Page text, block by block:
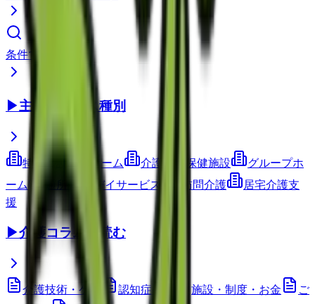
条件で検索
▶主要サービス種別
特別養護老人ホーム 介護老人保健施設
グループホ
ーム
通所介護(デイサービス) 訪問介護
居宅介護支
援
▶介護コラムを読む
介護技術・ケア 認知症ケア 施設・制度・お金
ご